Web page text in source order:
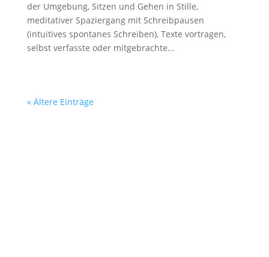
der Umgebung, Sitzen und Gehen in Stille,
meditativer Spaziergang mit Schreibpausen
(intuitives spontanes Schreiben), Texte vortragen,
selbst verfasste oder mitgebrachte...
« Ältere Einträge